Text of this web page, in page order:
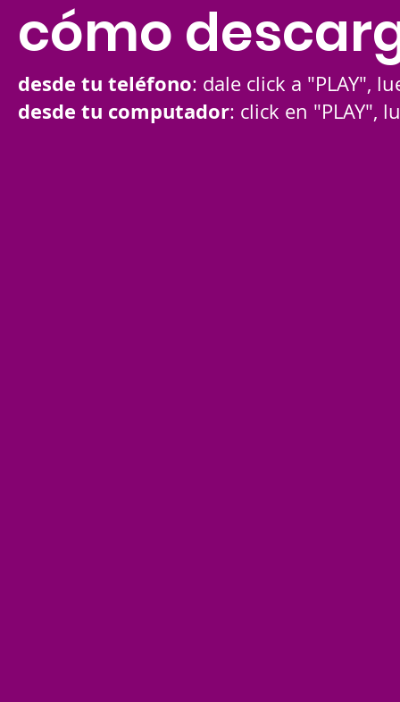
cómo
desde tu teléfono: dale click a "PLAY",
desde tu computador: click en "PLAY",